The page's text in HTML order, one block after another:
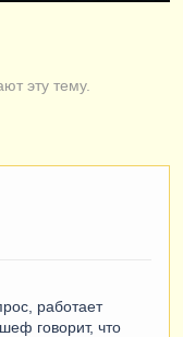
эту тему.
работает
говорит, что